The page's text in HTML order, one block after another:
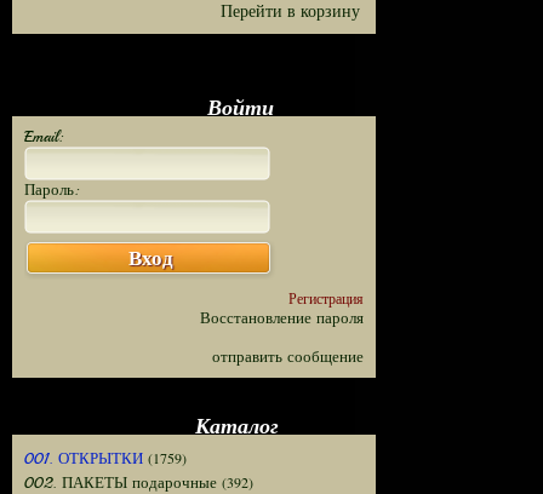
Перейти в корзину
Войти
Email:
Пароль:
Вход
Регистрация
Восстановление пароля
отправить сообщение
Каталог
001. ОТКРЫТКИ (1759)
002. ПАКЕТЫ подарочные (392)